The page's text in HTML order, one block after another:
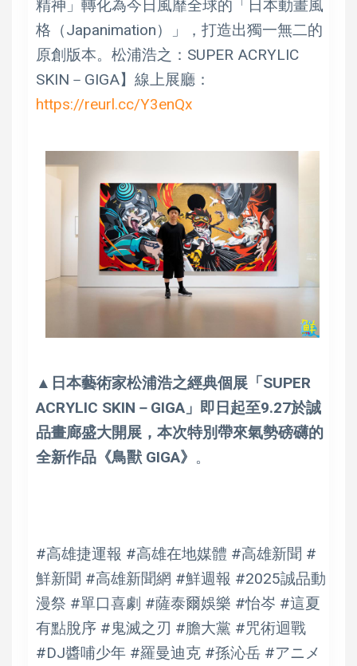
精神」轉化為今日風靡全球的「日本動畫風
格（Japanimation）」，打造出獨一無二的
原創版本。松浦浩之：SUPER ACRYLIC
SKIN－GIGA】線上展廳：
https://reurl.cc/Y3enQx
▲日本藝術家松浦浩之經典個展「SUPER
ACRYLIC SKIN－GIGA」即日起至9.27於誠
品畫廊盛大開展，本次特別帶來氣勢磅礴的
全新作品《鳥獸 GIGA》 。
#高雄捷運報 #高雄在地媒體 #高雄新聞 #
鮮新聞 #高雄新聞網 #鮮週報 #2025誠品動
漫祭 #單口喜劇 #薩泰爾娛樂 #怡岑 #這夏
有點脫序 #鬼滅之刃 #膽大黨 #咒術迴戰
#DJ醬哺少年 #羅曼迪克 #孫沁岳 #アニメ